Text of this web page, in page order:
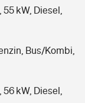
Kids
55 kW, Diesel,
Bus/Kombi,
kW, Diesel,